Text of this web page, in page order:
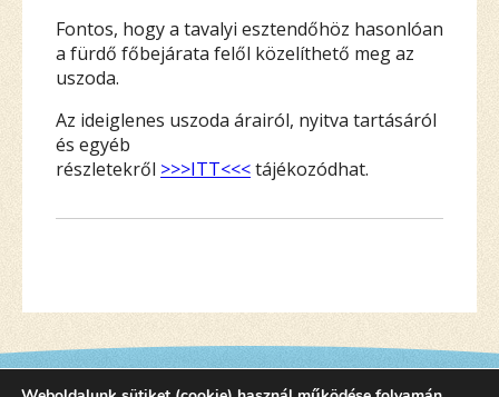
Fontos, hogy a tavalyi esztendőhöz hasonlóan
a fürdő főbejárata felől közelíthető meg az
uszoda.
Az ideiglenes uszoda árairól, nyitva tartásáról
és egyéb
részletekről >>>ITT<<<tájékozódhat.